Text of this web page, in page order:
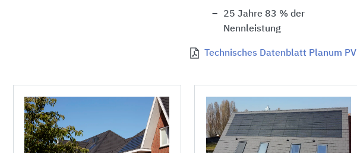
25 Jahre 83 % der
Nennleistung
Technisches Datenblatt Planum PV